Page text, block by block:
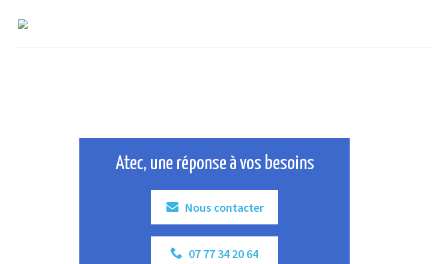
Atec, une réponse à vos besoins
Nous contacter
07 77 34 20 64